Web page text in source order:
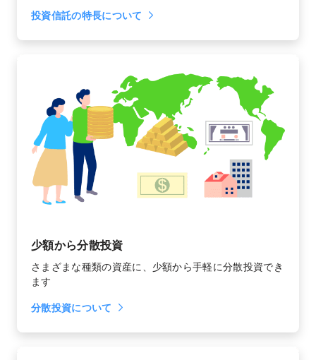
投資信託の特長について
少額から分散投資
さまざまな種類の資産に、少額から手軽に分散投資でき
ます
分散投資について